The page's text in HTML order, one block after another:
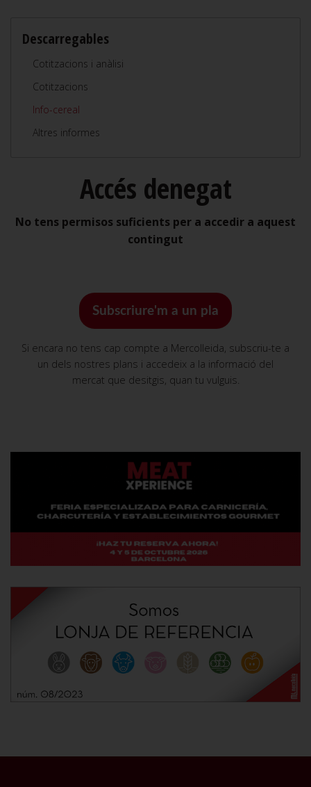
Descarregables
Cotitzacions i anàlisi
Cotitzacions
Info-cereal
Altres informes
Accés denegat
No tens permisos suficients per a accedir a aquest
contingut
Subscriure'm a un pla
Si encara no tens cap compte a Mercolleida, subscriu-te a
un dels nostres plans i accedeix a la informació del
mercat que desitgis, quan tu vulguis.